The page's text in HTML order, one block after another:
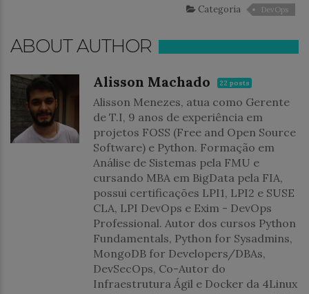
Categoria DevOps
ABOUT AUTHOR
Alisson Machado 22 posts
Alisson Menezes, atua como Gerente
de T.I, 9 anos de experiência em
projetos FOSS (Free and Open Source
Software) e Python. Formação em
Análise de Sistemas pela FMU e
cursando MBA em BigData pela FIA,
possui certificações LPI1, LPI2 e SUSE
CLA, LPI DevOps e Exim - DevOps
Professional. Autor dos cursos Python
Fundamentals, Python for Sysadmins,
MongoDB for Developers/DBAs,
DevSecOps, Co-Autor do
Infraestrutura Ágil e Docker da 4Linux